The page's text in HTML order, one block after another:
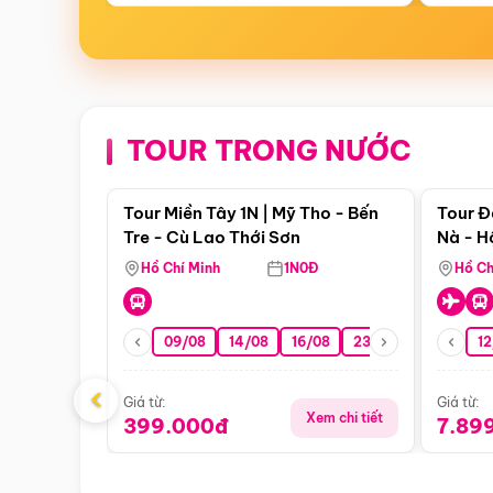
TOUR TRONG NƯỚC
Điểm nổi bật
Tour Miền Tây 1N | Mỹ Tho - Bến
Tre - Cù Lao Thới Sơn
Hồ Chí Minh 1N0Đ
09/08 14/08 16/08 23/08 30/08
Giá từ:
399.000đ Xem chi tiết
Tour
Nà -
Nha
Hồ
Giá từ:
‹